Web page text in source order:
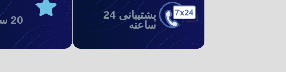
پشتیبانی 24
ساعته
20 سال سابقه